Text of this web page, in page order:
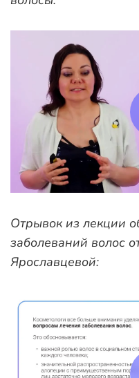
Отрывок из лекции
заболеваний волос
Ярославцевой: